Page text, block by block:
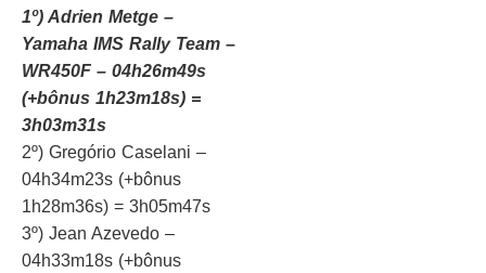
1º) Adrien Metge –
Yamaha IMS Rally Team –
WR450F – 04h26m49s
(+bônus 1h23m18s) =
3h03m31s
2º) Gregório Caselani –
04h34m23s (+bônus
1h28m36s) = 3h05m47s
3º) Jean Azevedo –
04h33m18s (+bônus